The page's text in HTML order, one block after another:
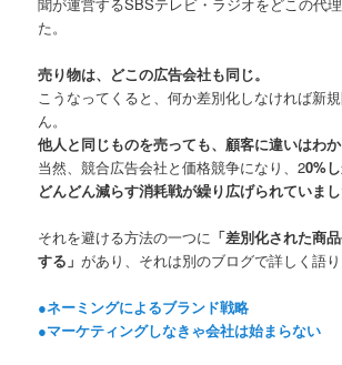
た。
売り物は、どこの広告会社も同じ。
こうなってくると、何か差別化しなければ新
ん。
他人と同じものを売っても、顧客に違いはわ
当然、競合広告会社と価格競争になり、20%
どんどん減らす消耗戦が繰り広げられていまし
それを避ける方法の一つに 「差別化された商
する」があり、それは別のブログで詳しく語り
●ネーミングによるブランド戦略
●マーケティングしなきゃ会社は始まらない